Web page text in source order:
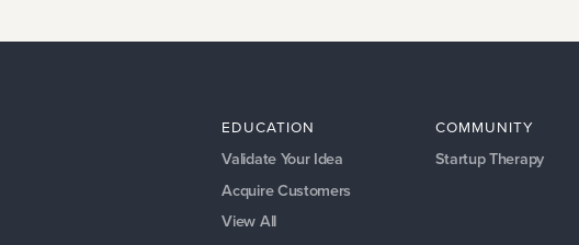
EDUCATION
Validate Your Idea
Acquire Customers
View All
COMMUNITY
Startup Therapy